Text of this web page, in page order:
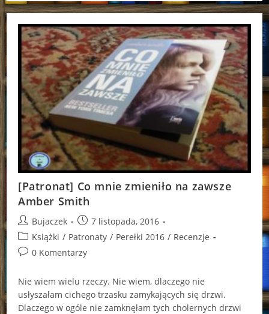
Kalendarz
2017
[Patronat] Co mnie zmieniło na zawsze
Amber Smith
Post
author:
Bujaczek
Post
published:
7 listopada, 2016
Post
category:
Książki / Patronaty / Perełki 2016 / Recenzje
Post0 Komentarzy
Nie wiem wielu rzeczy. Nie wiem, dlaczego nie
usłyszałam cichego trzasku zamykających się drzwi.
Dlaczego w ogóle nie zamknęłam tych cholernych drzwi